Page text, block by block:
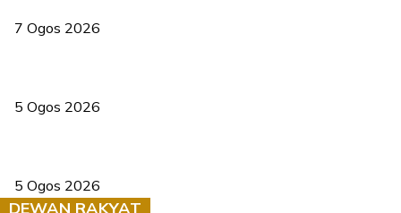
7 Ogos 2026
5 Ogos 2026
5 Ogos 2026
DEWAN RAKYAT